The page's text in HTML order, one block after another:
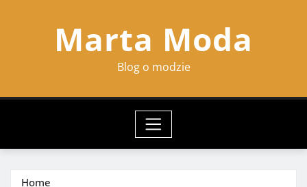
Marta Moda
Blog o modzie
Home